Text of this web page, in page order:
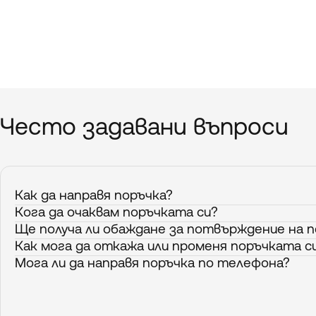
Често задавани въпроси
Как да направя поръчка?
Кога да очаквам поръчката си?
Ще получа ли обаждане за потвърждение на
Как мога да откажа или променя поръчката
Мога ли да направя поръчка по телефона?